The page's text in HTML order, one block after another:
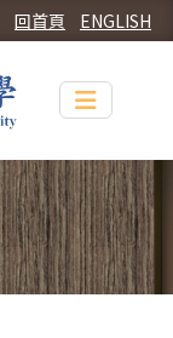
ENGLISH
回首頁
Toggle